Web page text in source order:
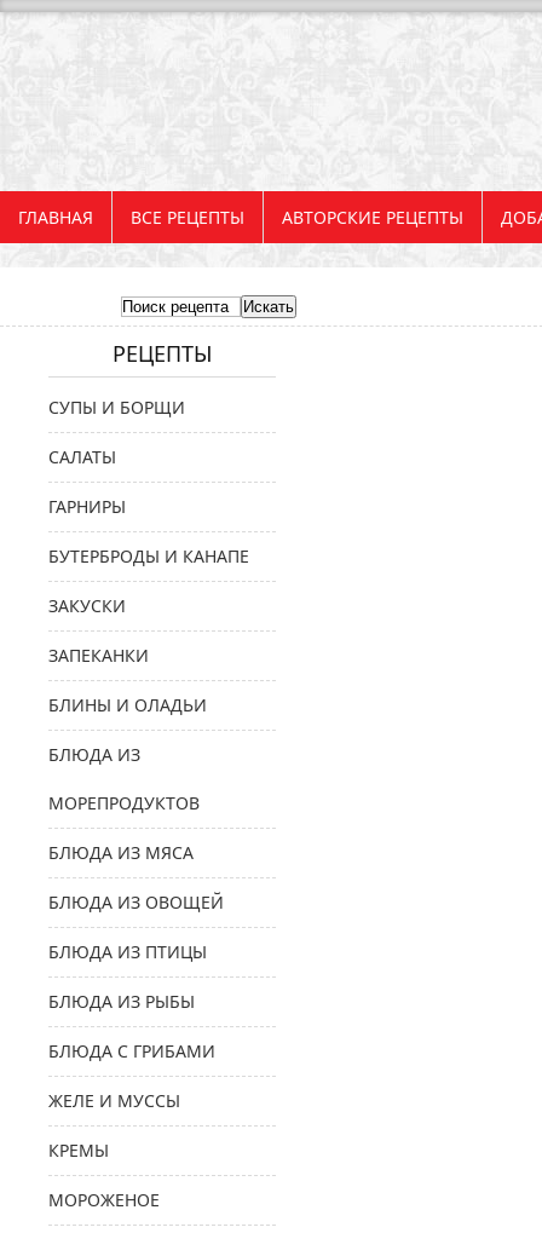
ГЛАВНАЯ ВСЕ РЕЦЕПТЫ АВТОРСКИЕ РЕЦЕПТЫ
РЕЦЕПТЫ
СУПЫ И БОРЩИ
САЛАТЫ
ГАРНИРЫ
БУТЕРБРОДЫ И КАНАПЕ
ЗАКУСКИ
ЗАПЕКАНКИ
БЛИНЫ И ОЛАДЬИ
БЛЮДА ИЗ
МОРЕПРОДУКТОВ
БЛЮДА ИЗ МЯСА
БЛЮДА ИЗ ОВОЩЕЙ
БЛЮДА ИЗ ПТИЦЫ
БЛЮДА ИЗ РЫБЫ
БЛЮДА С ГРИБАМИ
ЖЕЛЕ И МУССЫ
КРЕМЫ
МОРОЖЕНОЕ